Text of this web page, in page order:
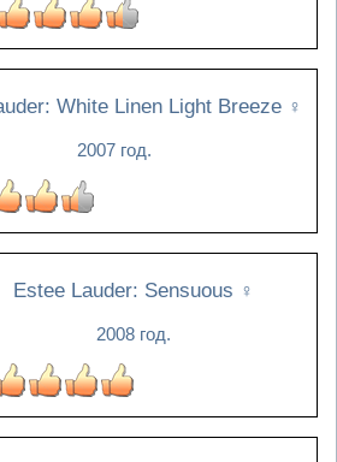
White Linen Light Breeze ♀
2007 год.
Estee Lauder: Sensuous ♀
2008 год.